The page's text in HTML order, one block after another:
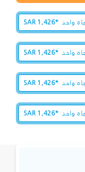
واحد SAR 1,426*
واحد SAR 1,426*
واحد SAR 1,426*
واحد SAR 1,426*